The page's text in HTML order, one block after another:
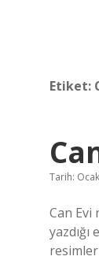
Etiket:
Tarih:
Can Evi